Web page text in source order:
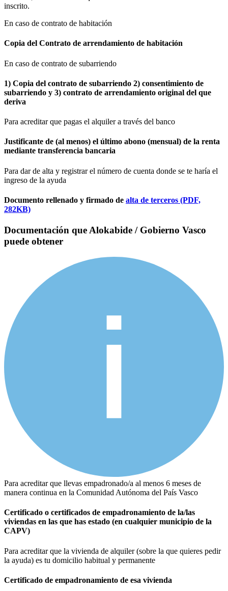
inscrito.
En caso de contrato de habitación
Copia del Contrato de arrendamiento de habitación
En caso de contrato de subarriendo
1) Copia del contrato de subarriendo 2) consentimiento de
subarriendo y 3) contrato de arrendamiento original del que
deriva
Para acreditar que pagas el alquiler a través del banco
Justificante de (al menos) el último abono (mensual) de la renta
mediante transferencia bancaria
Para dar de alta y registrar el número de cuenta donde se te haría el
ingreso de la ayuda
Documento rellenado y firmado de alta de terceros (PDF,
282KB)
Documentación que Alokabide / Gobierno Vasco
puede obtener
Para acreditar que llevas empadronado/a al menos 6 meses de
manera continua en la Comunidad Autónoma del País Vasco
Certificado o certificados de empadronamiento de la/las
viviendas en las que has estado (en cualquier municipio de la
CAPV)
Para acreditar que la vivienda de alquiler (sobre la que quieres pedir
la ayuda) es tu domicilio habitual y permanente
Certificado de empadronamiento de esa vivienda